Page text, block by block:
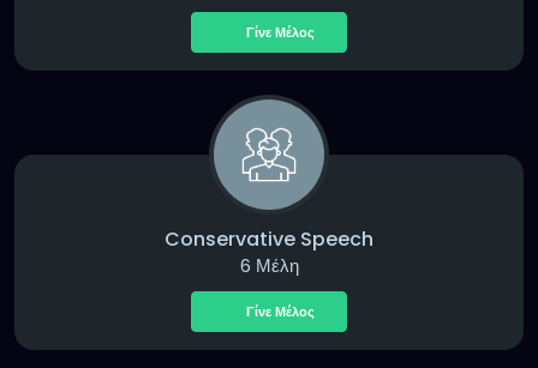
Γίνε Μέλος
Conservative Speech
6 Μέλη
Γίνε Μέλος